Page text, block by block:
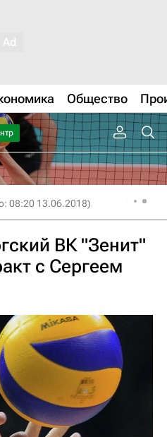
Общество
08:20 13.06.2018)
ВК "Зенит"
с Сергеем